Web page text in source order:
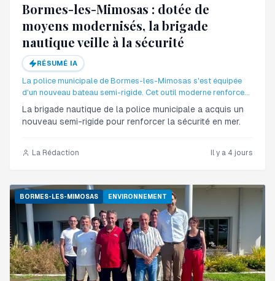
Bormes-les-Mimosas : dotée de
moyens modernisés, la brigade
nautique veille à la sécurité
RÉSUMÉ IA
La police municipale de Bormes-les-Mimosas s'est équipée
d'un nouveau bateau semi-rigide. Cet outil moderne renforce
la sécurité maritime et la surveillance des plages cet été.
La brigade nautique de la police municipale a acquis un
nouveau semi-rigide pour renforcer la sécurité en mer.
La Rédaction Il y a 4 jours
BORMES-LES-MIMOSAS ENVIRONNEMENT